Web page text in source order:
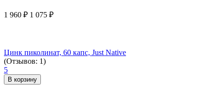
1 960 ₽ 1 075 ₽
Цинк пиколинат, 60 капс, Just Native
(Отзывов: 1)
5
В корзину